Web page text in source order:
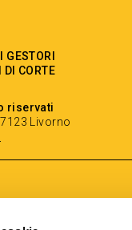
DI CORTE
riservati
Livorno